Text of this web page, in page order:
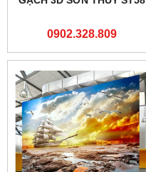
0902.328.809